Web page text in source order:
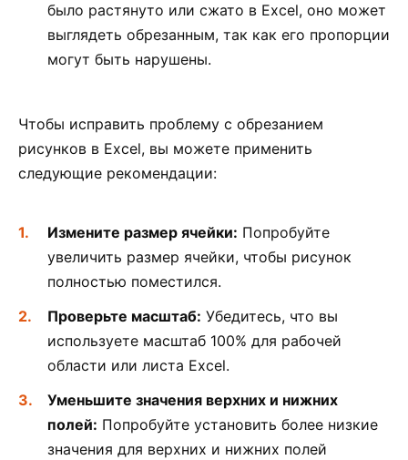
было растянуто или сжато в Excel, оно может
выглядеть обрезанным, так как его пропорции
могут быть нарушены.
Чтобы исправить проблему с обрезанием
рисунков в Excel, вы можете применить
следующие рекомендации:
Измените размер ячейки: Попробуйте
увеличить размер ячейки, чтобы рисунок
полностью поместился.
Проверьте масштаб: Убедитесь, что вы
используете масштаб 100% для рабочей
области или листа Excel.
Уменьшите значения верхних и нижних
полей: Попробуйте установить более низкие
значения для верхних и нижних полей